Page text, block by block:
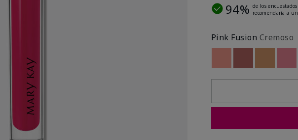
94% de los encuestados
recomendaría a
Pink Fusion Cremoso